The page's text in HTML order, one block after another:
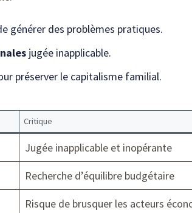
générer des problèmes pratiques.
jugée inapplicable.
préserver le capitalisme familial.
Critique
Jugée inapplicable et inopérante
Recherche d’équilibre budgétaire
Risque de brusquer les acteurs